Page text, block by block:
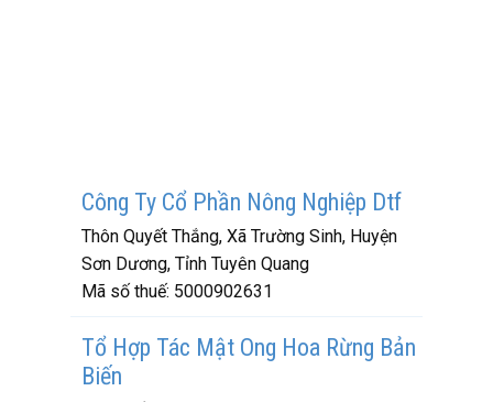
Công Ty Cổ Phần Nông Nghiệp Dtf
Thôn Quyết Thắng, Xã Trường Sinh, Huyện
Sơn Dương, Tỉnh Tuyên Quang
Mã số thuế: 5000902631
Tổ Hợp Tác Mật Ong Hoa Rừng Bản
Biến